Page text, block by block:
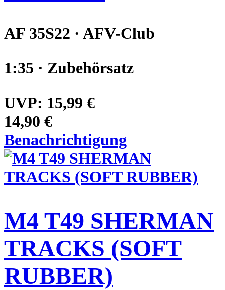
AF 35S22 · AFV-Club
1:35 · Zubehörsatz
UVP: 15,99 €
14,90 €
Benachrichtigung
M4 T49 SHERMAN
TRACKS (SOFT
RUBBER)